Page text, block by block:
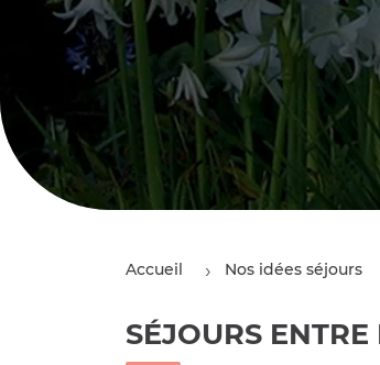
Accueil Nos idées séjours
SÉJOURS